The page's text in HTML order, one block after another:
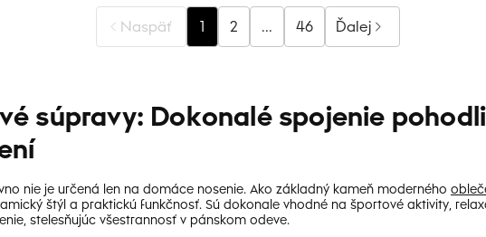
Naspäť 1 2 ... 46 Ďalej
súpravy: Dokonalé spojenie
nie je určená len na domáce nosenie. Ako základný kameň moderného
štýl a praktickú funkčnosť. Sú dokonale vhodné na športové aktivity,
stelesňujúc všestrannosť v pánskom odeve.